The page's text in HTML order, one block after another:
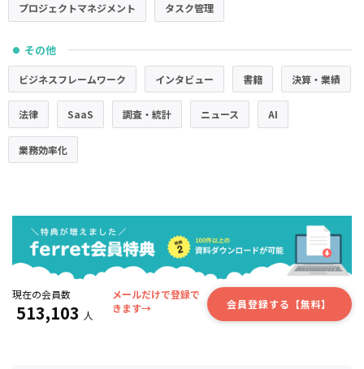
プロジェクトマネジメント タスク管理
● その他
ビジネスフレームワーク インタビュー 書籍 決算・業績
法律 SaaS 調査・統計 ニュース AI
業務効率化
現在の会員数
513,103 人
メールだけで登録で
きます→
会員登録する【無料】